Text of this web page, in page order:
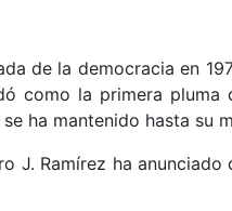
de la democracia en
la primera pluma
ha mantenido hasta su
J. Ramírez ha